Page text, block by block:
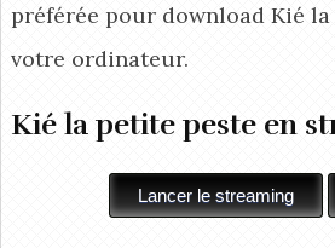
préférée pour download Kié
votre ordinateur.
Kié la petite peste en